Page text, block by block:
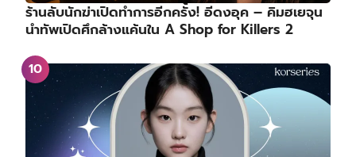
ร้านลับนักฆ่าเปิดทำการอีกครั้ง! อีดงอุค – คิมฮเยจุน
นำทัพเปิดศึกล้างแค้นใน A Shop for Killers 2